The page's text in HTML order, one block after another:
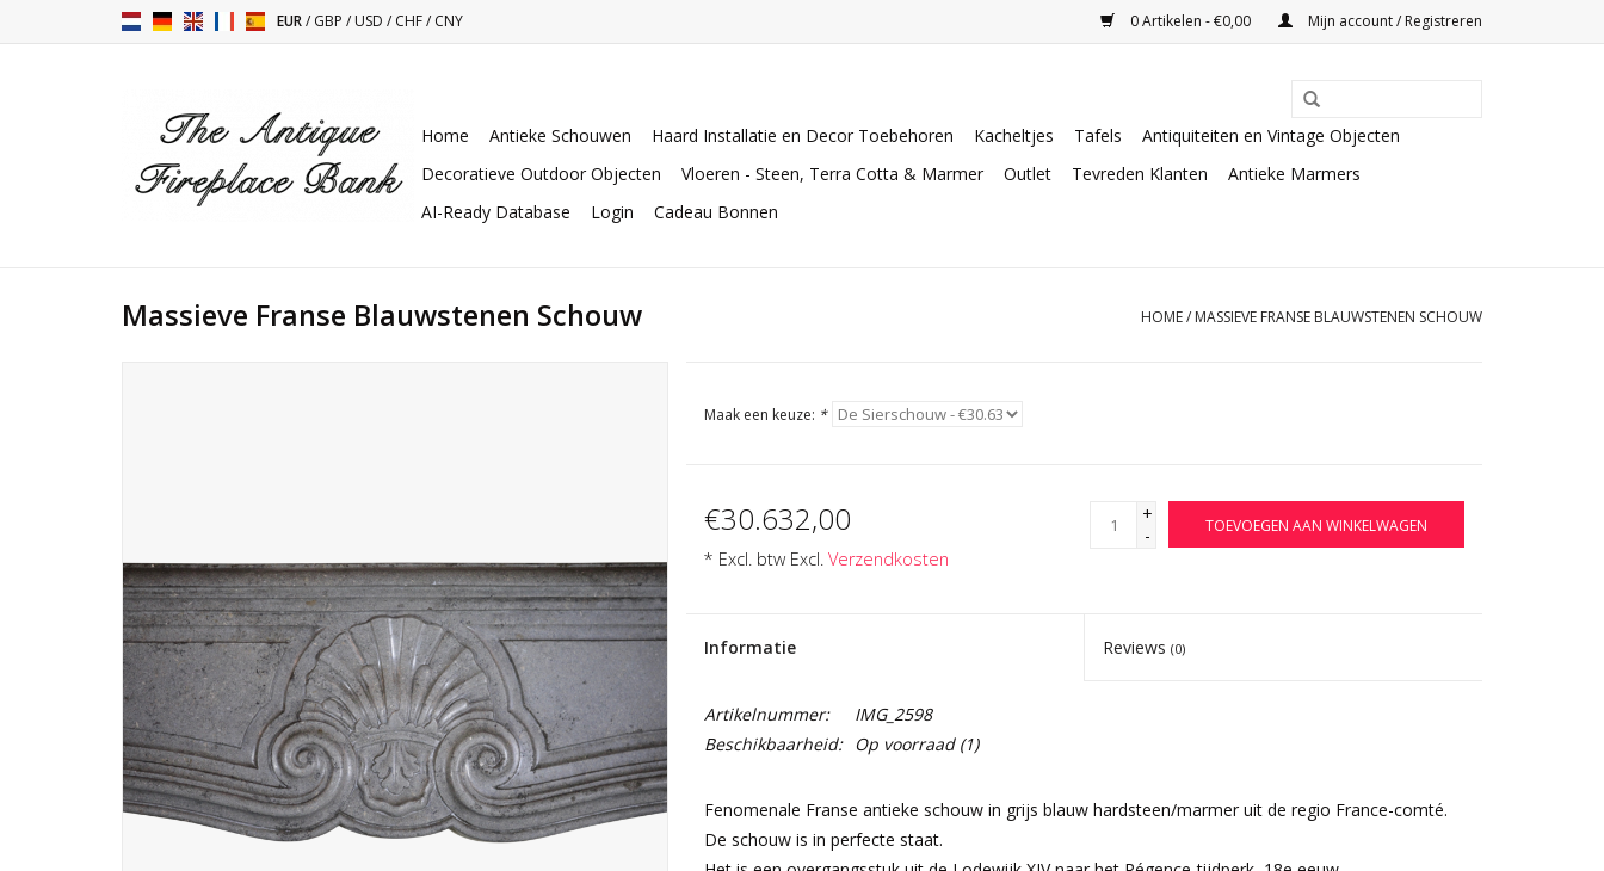
EUR/GBP /USD /CHF/CNY 0 Artikelen - €0,00 Mijn account / Registreren
Home Antieke Schouwen Haard Installatie en Decor Toebehoren Kacheltjes Tafels
Antiquiteiten en Vintage Objecten
Decoratieve Outdoor Objecten
Vloeren - Steen, Terra Cotta & Marmer Outlet Tevreden Klanten
Antieke Marmers
AI-Ready Database
Login Cadeau Bonnen
Massieve Franse Blauwstenen Schouw HOME/ MASSIEVE FRANSE BLAUWSTENEN SCHOUW
Maak een keuze: *
€30.632,00
* Excl. btw Excl. Verzendkosten
+
-
TOEVOEGEN AAN WINKELWAGEN
Informatie Reviews(0)
Artikelnummer:
IMG_2598
Beschikbaarheid:
Op voorraad(1)
Fenomenale Franse antieke schouw in grijs blauw hardsteen/marmer uit de regio France-comté.
De schouw is in perfecte staat.